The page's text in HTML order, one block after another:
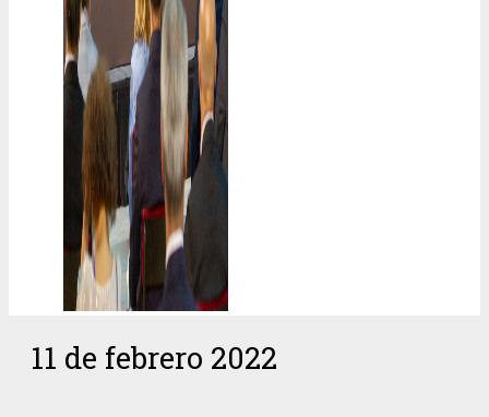
11 de febrero 2022